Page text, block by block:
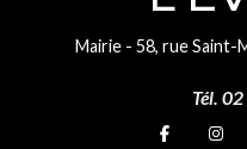
Mairie - 58, rue Saint-
Tél.
Suivez-